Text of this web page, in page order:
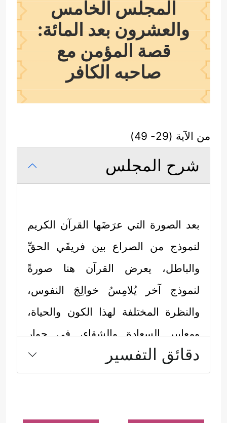
المجلس الخامس
والعشرون بعد المائة:
قصة المؤمن مع
صاحبه الكافر
من الآية (29- 49)
شرح المجلس
بعد الصورة التي عرَضَها القرآن الكريم
لنموذج من الصراع بين فريقَي الحقِّ
والباطل، يعرض القرآن هنا صورةً
لنموذج آخر يُلامِسُ خوالِجَ النفوس،
والنظرة المختلفة لهذا الكون والحياة،
ومعايير السعادة والشقاء، في حوار
ثنائيٍّ هادئ إلى حدٍّ كبيرٍ، فلا يظهر فيه
ذلك الصخب، وتلك الحركة المليئة
دقائق التفسير